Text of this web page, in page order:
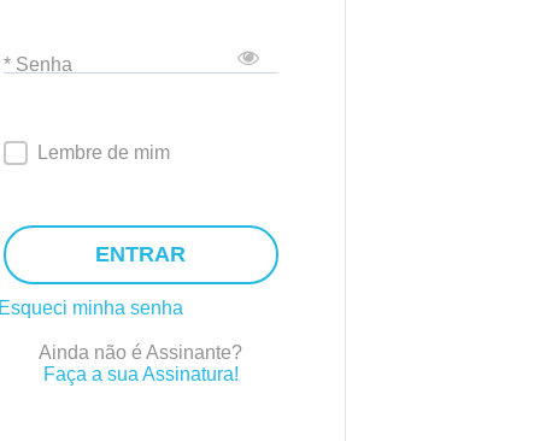
* Senha
Lembre de mim
ENTRAR
minha senha
Ainda não é Assinante?
Faça a sua Assinatura!